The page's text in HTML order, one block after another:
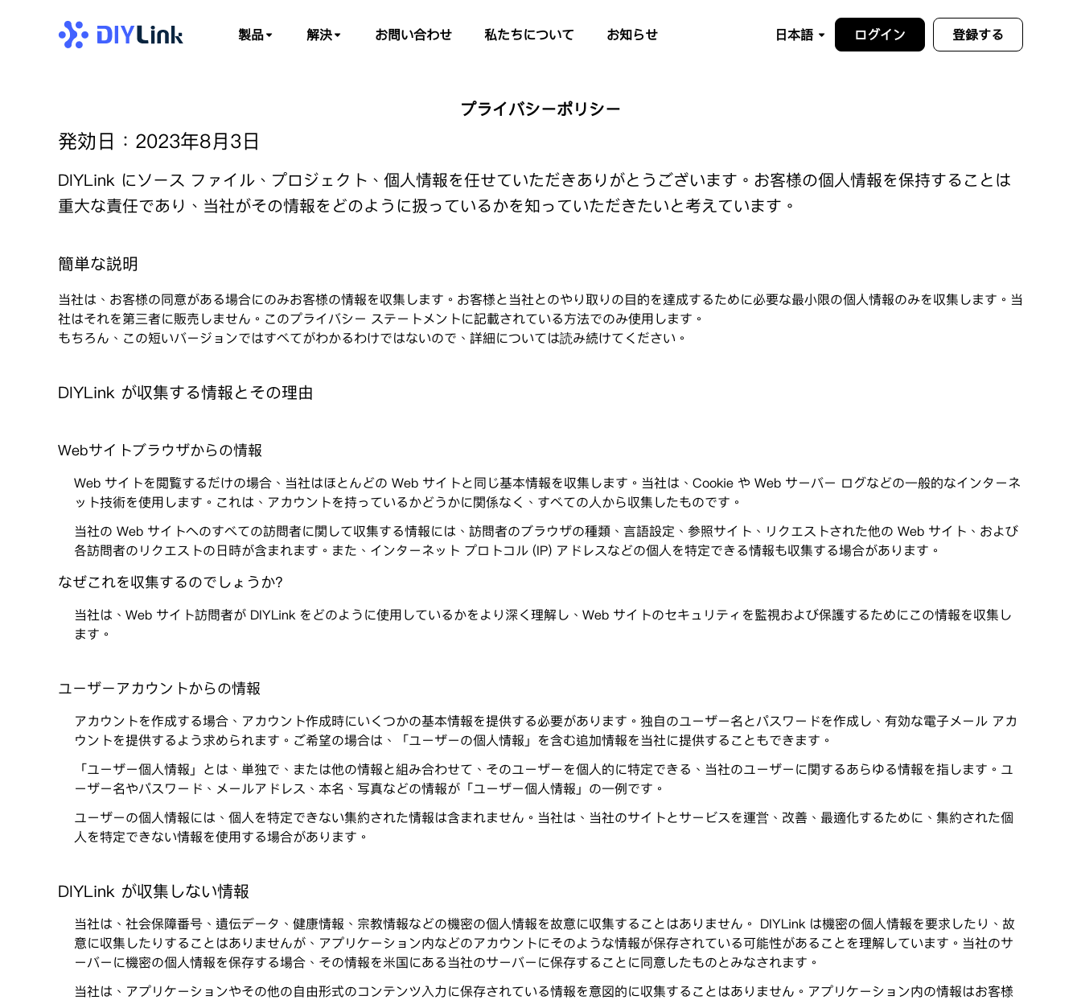
製品 解決 お問い合わせ 私たちについて お知らせ 日本語 ログイン 登録する
プライバシーポリシー
発効日：2023年8月3日
DIYLink にソース ファイル、プロジェクト、個人情報を任せていただきありがとうございます。お客様の個人情報を保持することは
重大な責任であり、当社がその情報をどのように扱っているかを知っていただきたいと考えています。
簡単な説明
当社は、お客様の同意がある場合にのみお客様の情報を収集します。お客様と当社とのやり取りの目的を達成するために必要な最小限の個人情報のみを収集します。当
社はそれを第三者に販売しません。このプライバシー ステートメントに記載されている方法でのみ使用します。
もちろん、この短いバージョンではすべてがわかるわけではないので、詳細については読み続けてください。
DIYLink が収集する情報とその理由
Webサイトブラウザからの情報
Web サイトを閲覧するだけの場合、当社はほとんどの Web サイトと同じ基本情報を収集します。当社は、Cookie や Web サーバー ログなどの一般的なインターネ
ット技術を使用します。これは、アカウントを持っているかどうかに関係なく、すべての人から収集したものです。
当社の Web サイトへのすべての訪問者に関して収集する情報には、訪問者のブラウザの種類、言語設定、参照サイト、リクエストされた他の Web サイト、および
各訪問者のリクエストの日時が含まれます。また、インターネット プロトコル (IP) アドレスなどの個人を特定できる情報も収集する場合があります。
なぜこれを収集するのでしょうか?
当社は、Web サイト訪問者が DIYLink をどのように使用しているかをより深く理解し、Web サイトのセキュリティを監視および保護するためにこの情報を収集し
ます。
ユーザーアカウントからの情報
アカウントを作成する場合、アカウント作成時にいくつかの基本情報を提供する必要があります。独自のユーザー名とパスワードを作成し、有効な電子メール アカ
ウントを提供するよう求められます。ご希望の場合は、「ユーザーの個人情報」を含む追加情報を当社に提供することもできます。
「ユーザー個人情報」とは、単独で、または他の情報と組み合わせて、そのユーザーを個人的に特定できる、当社のユーザーに関するあらゆる情報を指します。ユ
ーザー名やパスワード、メールアドレス、本名、写真などの情報が「ユーザー個人情報」の一例です。
ユーザーの個人情報には、個人を特定できない集約された情報は含まれません。当社は、当社のサイトとサービスを運営、改善、最適化するために、集約された個
人を特定できない情報を使用する場合があります。
DIYLink が収集しない情報
当社は、社会保障番号、遺伝データ、健康情報、宗教情報などの機密の個人情報を故意に収集することはありません。 DIYLink は機密の個人情報を要求したり、故
意に収集したりすることはありませんが、アプリケーション内などのアカウントにそのような情報が保存されている可能性があることを理解しています。当社のサ
ーバーに機密の個人情報を保存する場合、その情報を米国にある当社のサーバーに保存することに同意したものとみなされます。
当社は、アプリケーションやその他の自由形式のコンテンツ入力に保存されている情報を意図的に収集することはありません。アプリケーション内の情報はお客様